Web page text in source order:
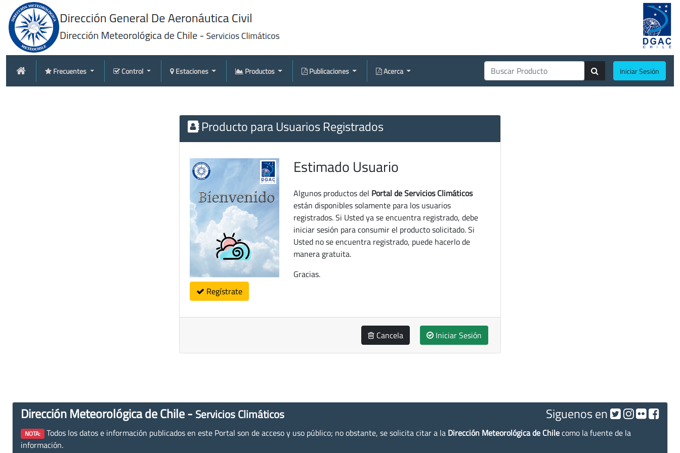
Frecuentes Control Estaciones Productos Publicaciones Acerca Iniciar Sesión
Producto para Usuarios Registrados
Regístrate
Estimado Usuario
Algunos productos del Portal de Servicios Climáticos
están disponibles solamente para los usuarios
registrados. Si Usted ya se encuentra registrado, debe
iniciar sesión para consumir el producto solicitado. Si
Usted no se encuentra registrado, puede hacerlo de
manera gratuita.
Gracias.
Cancela Iniciar Sesión
Dirección Meteorológica de Chile - Servicios Climáticos Siguenos en
NOTA: Todos los datos e información publicados en este Portal son de acceso y uso público; no obstante, se solicita citar a la Dirección Meteorológica de Chilecomo la fuente de la
información.